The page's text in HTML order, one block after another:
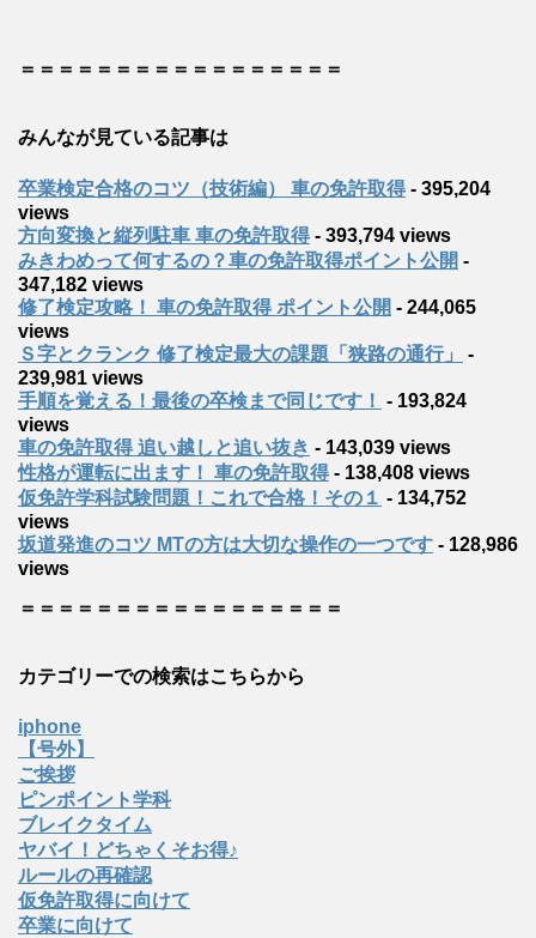
＝＝＝＝＝＝＝＝＝＝＝＝＝＝＝＝＝
みんなが見ている記事は
卒業検定合格のコツ（技術編） 車の免許取得- 395,204
views
方向変換と縦列駐車 車の免許取得- 393,794 views
みきわめって何するの？車の免許取得ポイント公開 -
347,182 views
修了検定攻略！ 車の免許取得 ポイント公開 - 244,065
views
Ｓ字とクランク 修了検定最大の課題「狭路の通行」
-
239,981 views
手順を覚える！最後の卒検まで同じです！ - 193,824
views
車の免許取得 追い越しと追い抜き - 143,039 views
性格が運転に出ます！ 車の免許取得- 138,408 views
仮免許学科試験問題！これで合格！その１ - 134,752
views
坂道発進のコツ MTの方は大切な操作の一つです - 128,986
views
＝＝＝＝＝＝＝＝＝＝＝＝＝＝＝＝＝
カテゴリーでの検索はこちらから
iphone
【号外】
ご挨拶
ピンポイント学科
ブレイクタイム
ヤバイ！どちゃくそお得♪
ルールの再確認
仮免許取得に向けて
卒業に向けて